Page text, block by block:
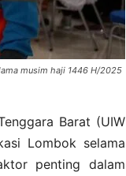
musim haji 1446 H/2025
Barat (UIW
Lombok selama
penting dalam